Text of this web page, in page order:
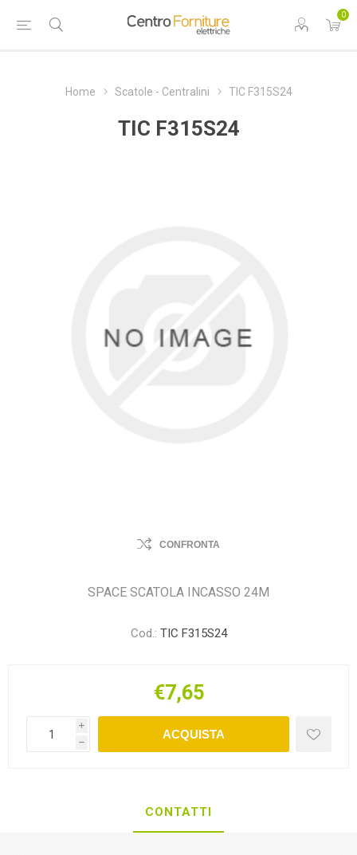
0
Home Scatole - Centralini TIC F315S24
TIC F315S24
CONFRONTA
SPACE SCATOLA INCASSO 24M
Cod.: TIC F315S24
€7,65
i
h
ACQUISTA
CONTATTI